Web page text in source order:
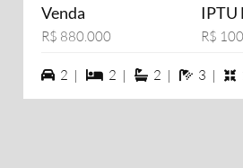
Venda
R$ 880.000
IPTU
R$ 100
2 vagas na garagem
2 | 2 dormiórios
2 | 2 suítes
2 | 33 |